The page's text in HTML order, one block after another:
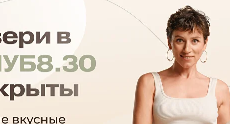
Убрать проблему недержания,
вернуть чувствительность,
восстановить узость влагалища.
ПОДРОБНЕЕ